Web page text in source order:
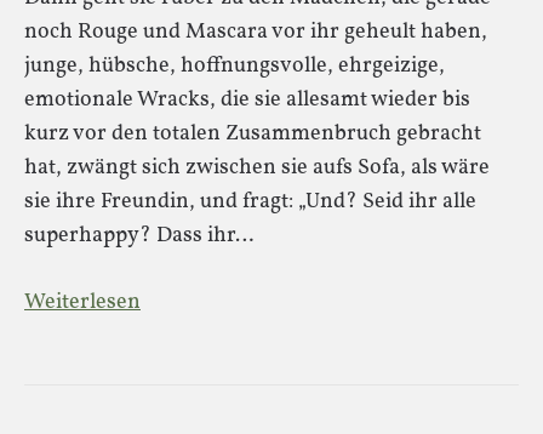
noch Rouge und Mascara vor ihr geheult haben,
junge, hübsche, hoffnungsvolle, ehrgeizige,
emotionale Wracks, die sie allesamt wieder bis
kurz vor den totalen Zusammenbruch gebracht
hat, zwängt sich zwischen sie aufs Sofa, als wäre
sie ihre Freundin, und fragt: „Und? Seid ihr alle
superhappy? Dass ihr…
Weiterlesen